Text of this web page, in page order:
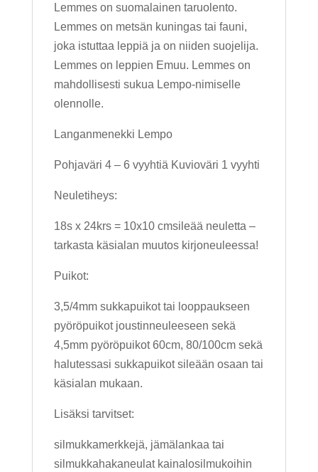
Lemmes on suomalainen taruolento.
Lemmes on metsän kuningas tai fauni,
joka istuttaa leppiä ja on niiden suojelija.
Lemmes on leppien Emuu. Lemmes on
mahdollisesti sukua Lempo-nimiselle
olennolle.
Langanmenekki Lempo
Pohjaväri 4 – 6 vyyhtiä Kuvioväri 1 vyyhti
Neuletiheys:
18s x 24krs = 10x10 cmsileää neuletta –
tarkasta käsialan muutos kirjoneuleessa!
Puikot:
3,5/4mm sukkapuikot tai looppaukseen
pyöröpuikot joustinneuleeseen sekä
4,5mm pyöröpuikot 60cm, 80/100cm sekä
halutessasi sukkapuikot sileään osaan tai
käsialan mukaan.
Lisäksi tarvitset:
silmukkamerkkejä, jämälankaa tai
silmukkahakaneulat kainalosilmukoihin